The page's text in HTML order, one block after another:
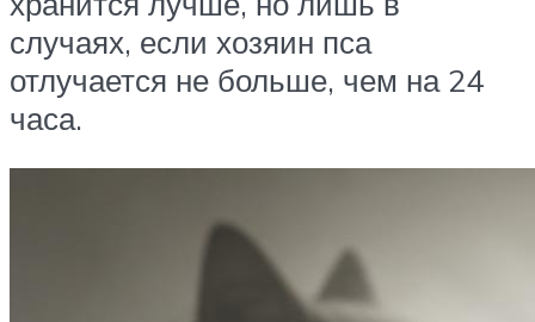
случаях, если хозяин пса
отлучается не больше, чем на 24
часа.